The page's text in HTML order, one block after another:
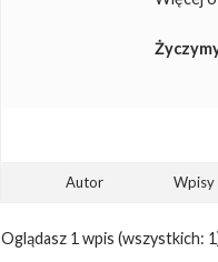
Autor Wpisy
Oglądasz 1 wpis (wszystkich: